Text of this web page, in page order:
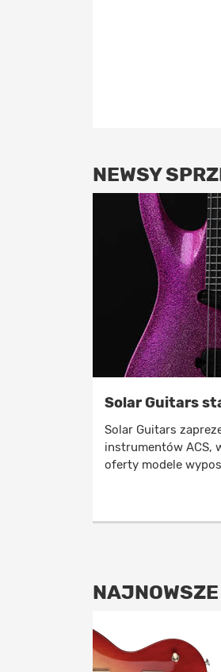
NEWSY
Solar Guitars
Solar Guitars
instrumentów ACS,
oferty modele